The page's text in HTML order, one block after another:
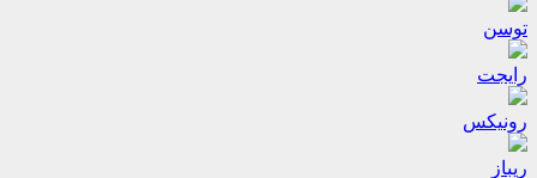
توسن
رایجت
رونیکس
ریباز